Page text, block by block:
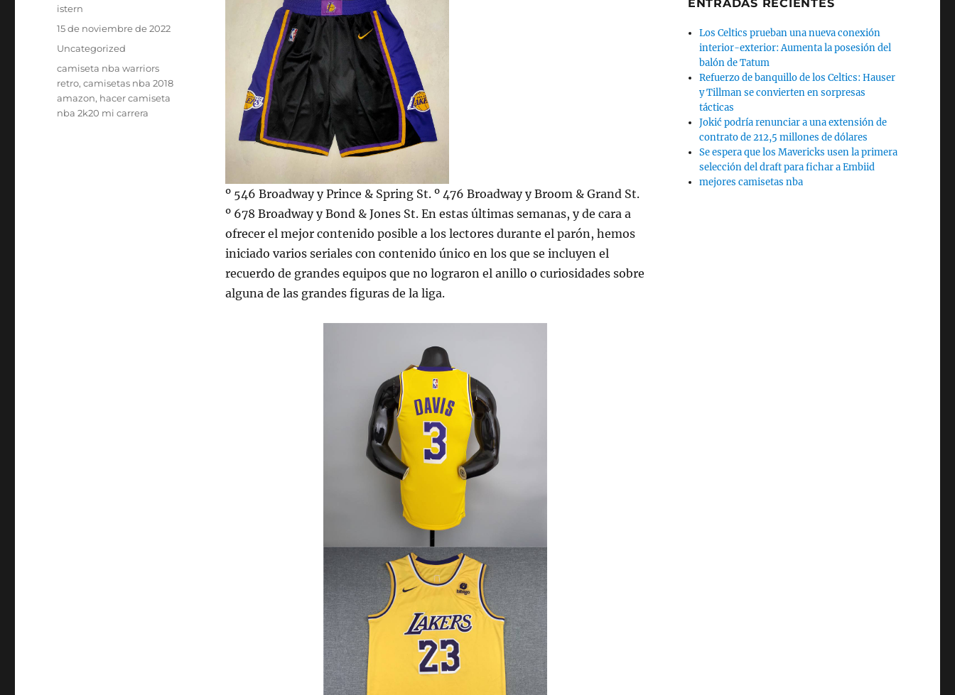
º 546 Broadway y Prince & Spring St. º 476 Broadway y Broom & Grand St.
º 678 Broadway y Bond & Jones St. En estas últimas semanas, y de cara a
ofrecer el mejor contenido posible a los lectores durante el parón, hemos
iniciado varios seriales con contenido único en los que se incluyen el
recuerdo de grandes equipos que no lograron el anillo o curiosidades sobre
alguna de las grandes figuras de la liga.
Autor
istern
Publicado
15 de noviembre de 2022
Categorías
Uncategorized
Etiquetas
camiseta nba warriors
retro,camisetas nba 2018
amazon, hacer camiseta
nba 2k20 mi carrera
ENTRADAS RECIENTES
Los Celtics prueban una nueva conexión
interior-exterior: Aumenta la posesión del
balón de Tatum
Refuerzo de banquillo de los Celtics: Hauser
y Tillman se convierten en sorpresas
tácticas
Jokić podría renunciar a una extensión de
contrato de 212,5 millones de dólares
Se espera que los Mavericks usen la primera
selección del draft para fichar a Embiid
mejores camisetas nba